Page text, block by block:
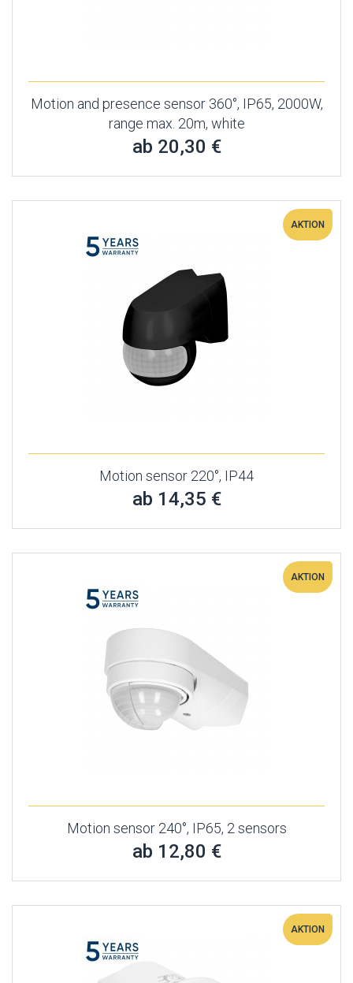
Motion and presence sensor 360°, IP65, 2000W,
range max. 20m, white
ab 20,30 €
AKTION
Motion sensor 220°, IP44
ab 14,35 €
AKTION
Motion sensor 240°, IP65, 2 sensors
ab 12,80 €
AKTION